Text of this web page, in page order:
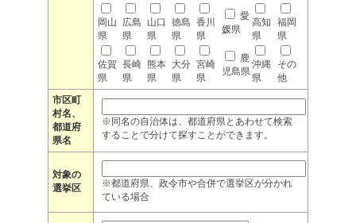
岡山
県
広島
県
山口
県
徳島
県
香川
県
愛
媛県
高知
県
福岡
県
佐賀
県
長崎
県
熊本
県
大分
県
宮崎
県
鹿
児島県
沖縄
県
その
他
市区町
村名、
都道府
県名
※同名の自治体は、都道府県とあわせて検索
することで分けて探すことができます。
対象の
選挙区
※都道府県、政令市や合併で選挙区が分かれ
ている場合